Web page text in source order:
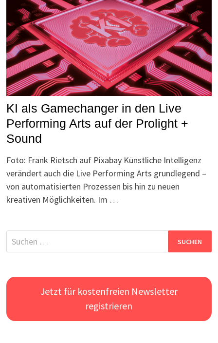
KI als Gamechanger in den Live
Performing Arts auf der Prolight +
Sound
Foto: Frank Rietsch auf Pixabay Künstliche Intelligenz
verändert auch die Live Performing Arts grundlegend –
von automatisierten Prozessen bis hin zu neuen
kreativen Möglichkeiten. Im …
Suchen
nach:
Jetzt für kostenfreien Newsletter
registrieren